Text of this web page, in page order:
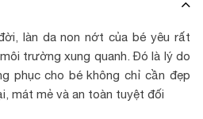
làn da non nớt của bé yêu rất
trường xung quanh. Đó là lý do
phục cho bé không chỉ cần đẹp
mát mẻ và an toàn tuyệt đối